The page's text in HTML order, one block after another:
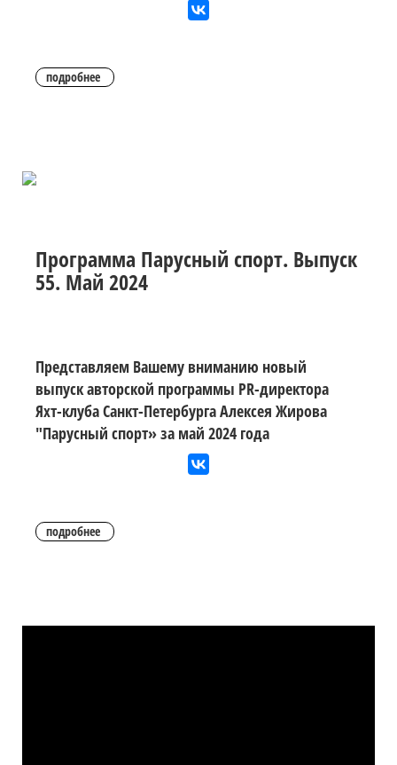
подробнее
Программа Парусный спорт. Выпуск
55. Май 2024
Представляем Вашему вниманию новый
выпуск авторской программы PR-директора
Яхт-клуба Санкт-Петербурга Алексея Жирова
"Парусный спорт» за май 2024 года
подробнее